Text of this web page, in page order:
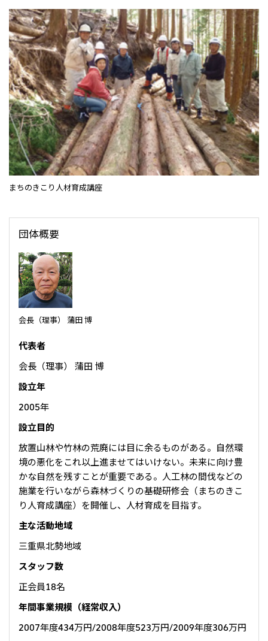
2026.8.4 適時開示
2027年3月期第1四半期決算
欧州
欧州三井物産株式会社
ドイツ三井物産有限会社
ベネルックス三井物産株式会社
イタリア三井物産株式会社
CIS
三井物産モスクワ有限会社
アジア
アジア・大洋州三井物産株式会社
インドネシア 三井物産株式会社
韓国三井物産株式会社
三井物産（中国）有限公司
三井物産（上海）貿易有限公司
台湾三井物産股份有限公司
大洋州
豪州三井物産株式会社
まちのきこり人材育成講座
団体概要
会長（理事） 蒲田 博
代表者
会長（理事） 蒲田 博
設立年
2005年
設立目的
放置山林や竹林の荒廃には目に余るものがある。自然環
境の悪化をこれ以上進ませてはいけない。未来に向け豊
かな自然を残すことが重要である。人工林の間伐などの
施業を行いながら森林づくりの基礎研修会（まちのきこ
り人育成講座）を開催し、人材育成を目指す。
主な活動地域
三重県北勢地域
スタッフ数
正会員18名
年間事業規模（経常収入）
2007年度434万円/2008年度523万円/2009年度306万円